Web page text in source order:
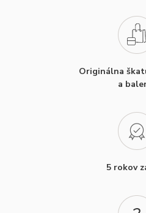
Originálna
a
5 rokov